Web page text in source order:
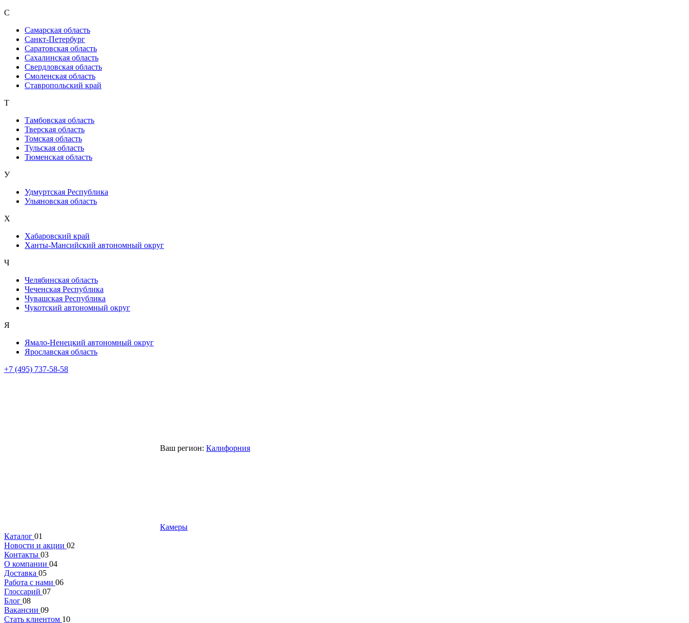
С
Самарская область
Санкт-Петербург
Саратовская область
Сахалинская область
Свердловская область
Смоленская область
Ставропольский край
Т
Тамбовская область
Тверская область
Томская область
Тульская область
Тюменская область
У
Удмуртская Республика
Ульяновская область
Х
Хабаровский край
Ханты-Мансийский автономный округ
Ч
Челябинская область
Чеченская Республика
Чувашская Республика
Чукотский автономный округ
Я
Ямало-Ненецкий автономный округ
Ярославская область
+7 (495) 737-58-58
Ваш регион: Калифорния
Камеры
Каталог 01
Новости и акции 02
Контакты 03
О компании 04
Доставка 05
Работа с нами 06
Глоссарий 07
Блог 08
Вакансии 09
Стать клиентом 10